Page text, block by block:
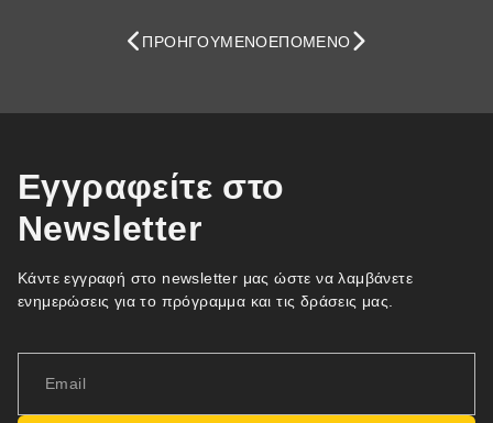
ΠΡΟΗΓΟΎΜΕΝΟΕΠΌΜΕΝΟ
Εγγραφείτε στο
Newsletter
Κάντε εγγραφή στο newsletter μας ώστε να λαμβάνετε
ενημερώσεις για το πρόγραμμα και τις δράσεις μας.